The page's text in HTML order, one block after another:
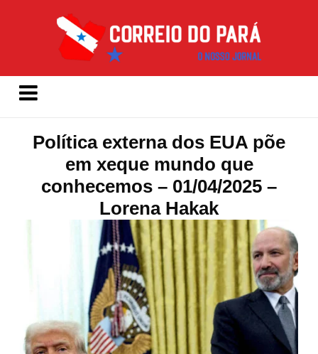
Política externa dos EUA põe
em xeque mundo que
conhecemos – 01/04/2025 –
Lorena Hakak